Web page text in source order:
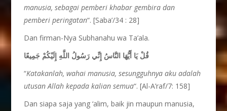
manusia, sebagai pemberi khabar gembira dan
pemberi peringatan“. [Saba’/34 : 28]
Dan firman-Nya Subhanahu wa Ta’ala.
قُلْ يَا أَيُّهَا النَّاسُ إِنِّي رَسُولُ اللَّهِ إِلَيْكُمْ جَمِيعًا
“Katakanlah, wahai manusia, sesungguhnya aku adalah
utusan Allah kepada kalian semua“. [Al-A’raf/7: 158]
Dan siapa saja yang ‘alim, baik jin maupun manusia,